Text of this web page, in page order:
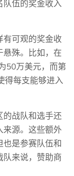
队伍的奖金收入
有可观的奖金收
悬殊。比如，在
50万美元，而第
得每支能够进入
的战队和选手还
来源。这些额外
也是参赛队伍和
队来说，赞助商